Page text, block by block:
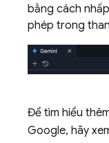
bằng cách
phép trong
Để tìm hiểu
Google, hãy